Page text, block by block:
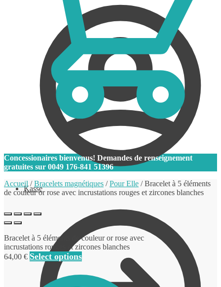
Kasse
Concessionaires bienvenus! Demandes de renseignement
gratuites sur 0049 176-841 51396
Accueil /Bracelets magnétiques /Pour Elle /Bracelet à 5 éléments
de couleur or rose avec incrustations rouges et zircones blanches
Bracelet à 5 éléments de couleur or rose avec
incrustations rouges et zircones blanches
64,00 € Select options